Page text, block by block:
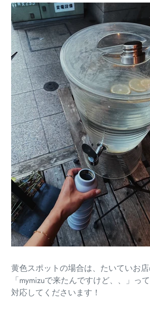
黄色スポットの場合は、たいていお
「mymizuで来たんですけど、、」っ
対応してくださいます！